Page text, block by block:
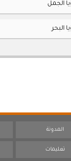
الجمل
البحر
المدونة
تعليمات